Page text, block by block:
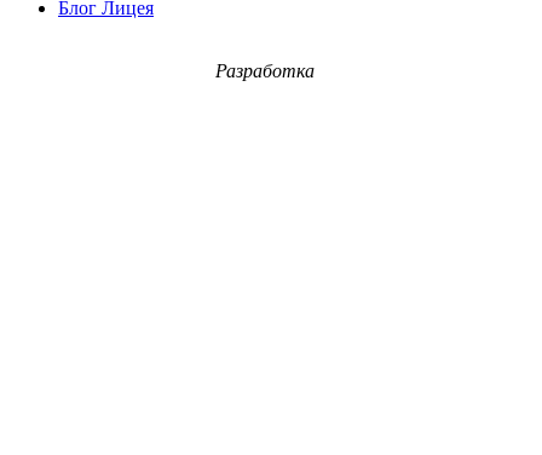
Блог Лицея
Разработка